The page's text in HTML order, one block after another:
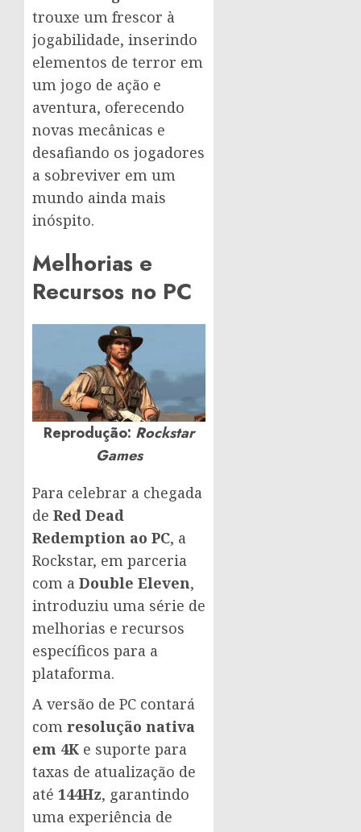
trouxe um frescor à
jogabilidade, inserindo
elementos de terror em
um jogo de ação e
aventura, oferecendo
novas mecânicas e
desafiando os jogadores
a sobreviver em um
mundo ainda mais
inóspito.
Melhorias e
Recursos no PC
Reprodução: Rockstar
Games
Para celebrar a chegada
de Red Dead
Redemption ao PC, a
Rockstar, em parceria
com a Double Eleven,
introduziu uma série de
melhorias e recursos
específicos para a
plataforma.
A versão de PC contará
com resolução nativa
em 4K e suporte para
taxas de atualização de
até 144Hz, garantindo
uma experiência de